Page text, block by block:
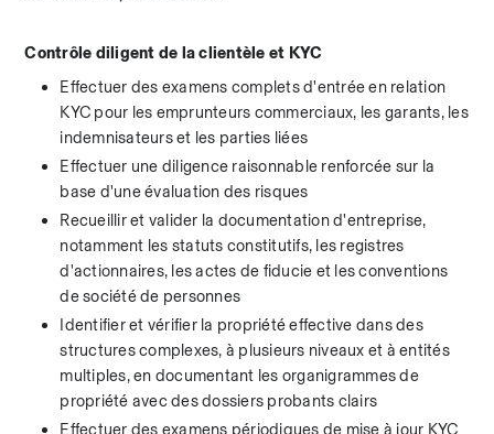
Contrôle diligent de la clientèle et KYC
Effectuer des examens complets d'entrée en relation
KYC pour les emprunteurs commerciaux, les garants, les
indemnisateurs et les parties liées
Effectuer une diligence raisonnable renforcée sur la
base d'une évaluation des risques
Recueillir et valider la documentation d'entreprise,
notamment les statuts constitutifs, les registres
d'actionnaires, les actes de fiducie et les conventions
de société de personnes
Identifier et vérifier la propriété effective dans des
structures complexes, à plusieurs niveaux et à entités
multiples, en documentant les organigrammes de
propriété avec des dossiers probants clairs
Effectuer des examens périodiques de mise à jour KYC